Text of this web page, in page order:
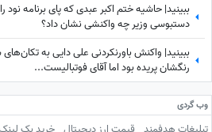
ببینید| حاشیه ختم اکبر عبدی که پای برنامه
دستبوسی وزیر چه واکنشی نشان داد؟
ببینید| واکنش باورنکردنی علی دایی به
رنگشان پریده بود اما آقای فوتبالیست...
وب گردی